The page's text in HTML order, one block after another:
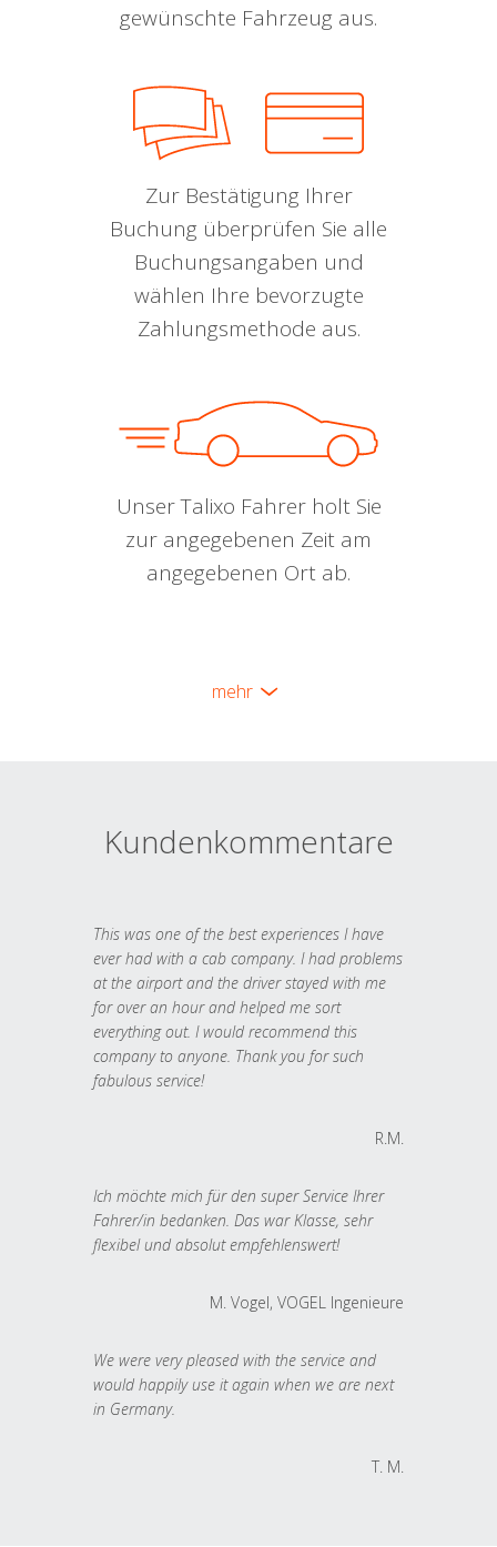
gewünschte Fahrzeug aus.
Zur Bestätigung Ihrer
Buchung überprüfen Sie alle
Buchungsangaben und
wählen Ihre bevorzugte
Zahlungsmethode aus.
Unser Talixo Fahrer holt Sie
zur angegebenen Zeit am
angegebenen Ort ab.
mehr
Kundenkommentare
This was one of the best experiences I have
ever had with a cab company. I had problems
at the airport and the driver stayed with me
for over an hour and helped me sort
everything out. I would recommend this
company to anyone. Thank you for such
fabulous service!
R.M.
Ich möchte mich für den super Service Ihrer
Fahrer/in bedanken. Das war Klasse, sehr
flexibel und absolut empfehlenswert!
M. Vogel, VOGEL Ingenieure
We were very pleased with the service and
would happily use it again when we are next
in Germany.
T. M.